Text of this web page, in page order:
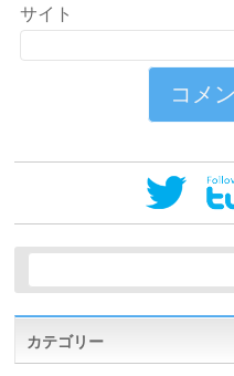
サイト
カテゴリー